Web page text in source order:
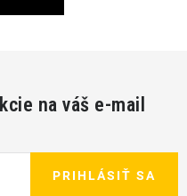
na váš e-mail
PRIHLÁSIŤ SA